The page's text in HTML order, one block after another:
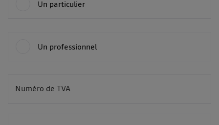
Un particulier
Un professionnel
Numéro de TVA
BE